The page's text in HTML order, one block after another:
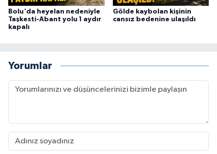
Bolu'da heyelan nedeniyle
Taşkesti-Abant yolu 1 aydır
kapalı
Gölde kaybolan kişinin
cansız bedenine ulaşıldı
Yorumlar